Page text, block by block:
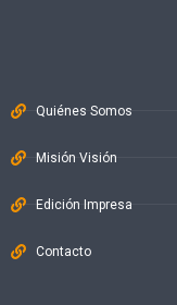
Quiénes Somos
Misión Visión
Edición Impresa
Contacto